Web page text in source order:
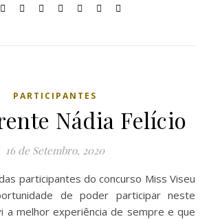
PARTICIPANTES
Nádia Felício
16 de Setembro, 2020
de poder participar neste
a melhor experiência de sempre e que